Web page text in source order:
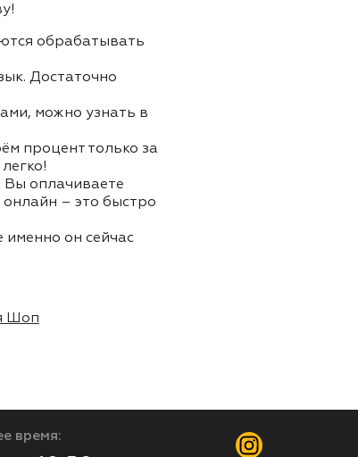
обрабатывать
Достаточно
можно узнать в
процент только за
Вы оплачиваете
– это быстро
именно он сейчас
Шоп
время: